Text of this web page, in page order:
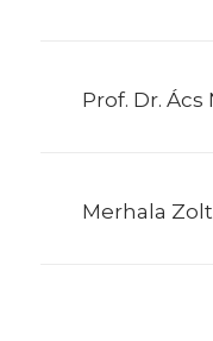
Prof. Dr.
Merhala